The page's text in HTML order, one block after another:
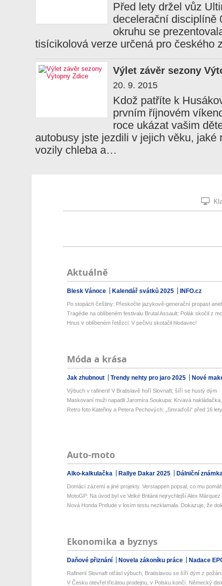
Před lety držel vůz
decelerační disciplíně
okruhu se
tisícikolová verze určená pro
Výlet závěr sezony
20. 9. 2015
Kdož patříte k
prvním říjnovém
roce ukázat vašim
autobusy jste jezdili v jejich věku, jaké
vozily chleba a…
Aktuálně
Blesk Vánoce Kalendář svátků 2025 INFO.cz
Po stopách češtiny: Přeskočte jazykově-generační propast
Tragédie na oblíbeném festivalu Brutal Assault: Polák skočil z
Hnus v oblíbeném řetězci: V pečivu skotačil hlodavec!
Móda a krása
Jak zhubnout Trendy nehty pro jaro 2025 Nové
Výbuch v rafinerii! V Bratislavě hoří Slovnaft, šíří se hustý dým
Maskovaní muži napadli Jaromíra Soukupa: Krvavá
Retro foto Kateřiny a Petera Pechových: „Smraďoši“ před 16 lety
Auto-moto
Alko-kalkulačka Rallye Dakar 2025 Dálniční
Domácí zázemí a jiné projekty. Verstappen popsal, co mu
MotoGP: Na úvod byl ve Velké Británii nejrychlejší Alex Márquez
Nová Honda Prelude v losím testu nezklamala. Dokazuje, že
Ekonomika a byznys
Daňové přiznání Novela zákoníku práce Nadace
Rafinerií Slovnaft otřásl výbuch, Bratislavou se šíří dým z
V Česku otevřel třicátou prodejnu, v Polsku končí. Německý